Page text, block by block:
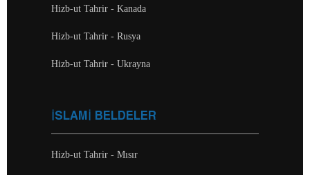
Hizb-ut Tahrir - Kanada
Hizb-ut Tahrir - Rusya
Hizb-ut Tahrir - Ukrayna
İSLAMİ BELDELER
Hizb-ut Tahrir - Mısır